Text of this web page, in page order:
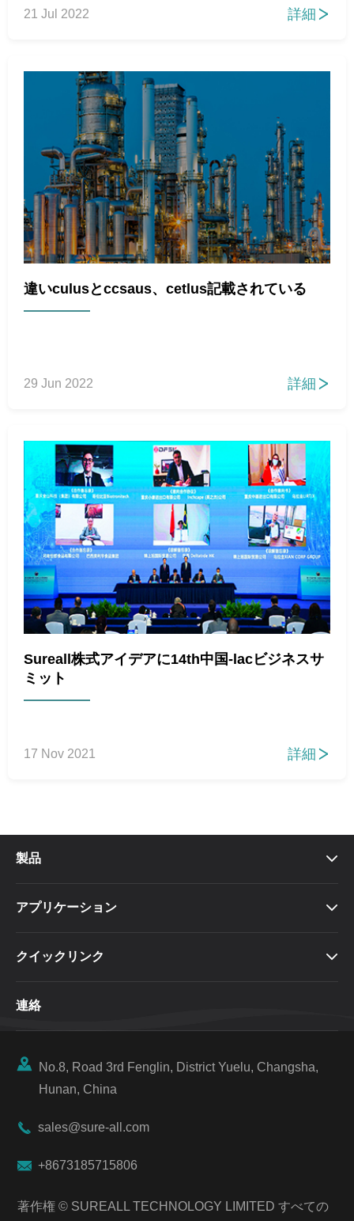
21 Jul 2022 詳細 
違いculusとccsaus、cetlus記載されている
29 Jun 2022 詳細 
Sureall株式アイデアに14th中国-lacビジネスサ
ミット
17 Nov 2021 詳細 
製品 
アプリケーション 
クイックリンク 
連絡

No.8, Road 3rd Fenglin, District Yuelu, Changsha,
Hunan, China
 sales@sure-all.com
 +8673185715806
著作権 © SUREALL TECHNOLOGY LIMITED すべての